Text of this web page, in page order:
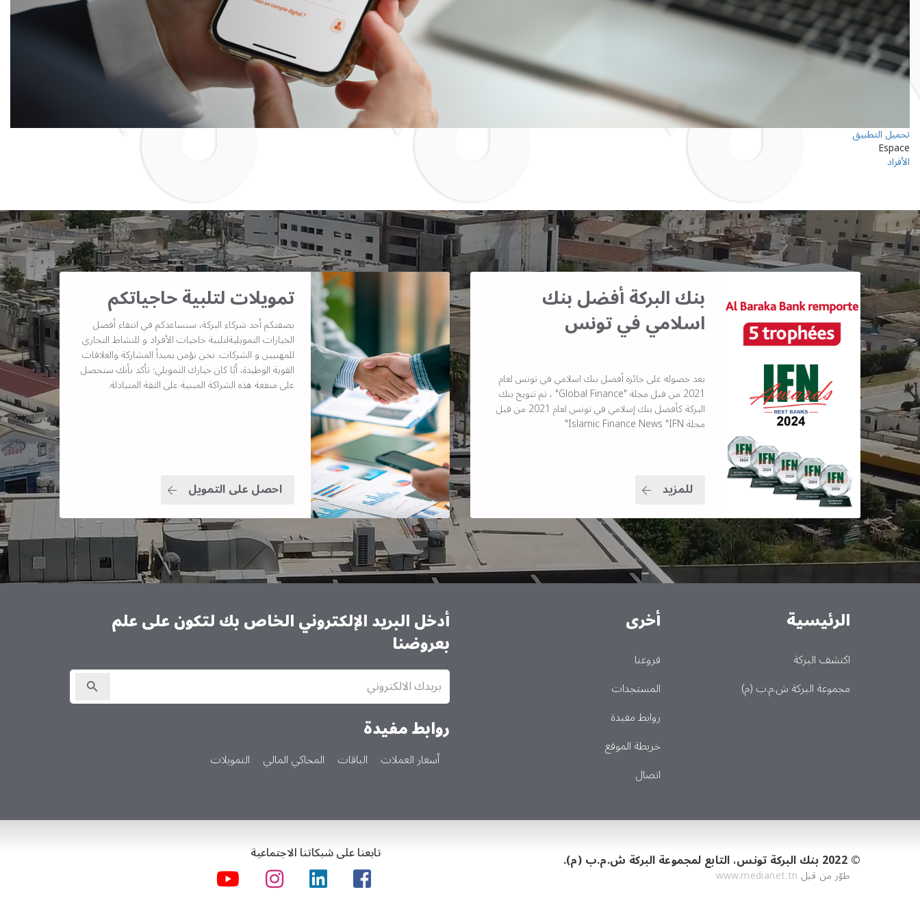
تحميل التطبيق
Espace
الأفراد
بنك البركة أفضل بنك
اسلامي في تونس
بعد حصوله على جائزة أفضل بنك اسلامي في تونس لعام
2021 من قبل مجلة "Global Finance" ، تم تتويج بنك
البركة كأفضل بنك إسلامي في تونس لعام 2021 من قبل
مجلة Islamic Finance News "IFN"
للمزيد
تمويلات لتلبية حاجياتكم
بصفتكم أحد شركاء البركة، سنساعدكم في انتقاء أفضل
الخيارات التمويليةلتلبية حاجيات الأفراد و للنشاط التجاري
للمهنيين و الشركات. نحن نؤمن بمبدأ المشاركة والعلاقات
القوية الوطيدة، أيًا كان خيارك التمويلي؛ تأكد بأنك ستحصل
على منفعة هذه الشراكة المبنية على الثقة المتبادلة.
احصل على التمويل
Main
الرئيسية
اكتشف البركة
مجموعة البركة ش.م.ب (م)
أخرى
فروعنا
المستجدات
روابط مفيدة
خريطة الموقع
اتصال
أدخل البريد الإلكتروني الخاص بك لتكون على علم
بعروضنا
الاشتراك
في
النشرة
روابط مفيدة
أسعار العملات الباقات المحاكي المالي التمويلات
© 2022 بنك البركة تونس، التابع لمجموعة البركة ش.م.ب (م).
طوّر من قبل www.medianet.tn
تابعنا على شبكاتنا الاجتماعية